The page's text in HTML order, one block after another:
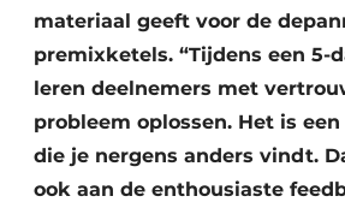
materiaal geeft voor de
premixketels. “Tijdens een 5-
leren deelnemers met
probleem oplossen. Het is
die je nergens anders vindt.
ook aan de enthousiaste